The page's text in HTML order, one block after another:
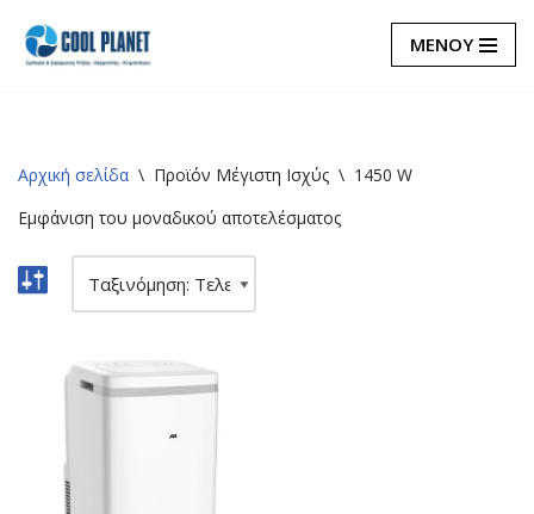
Μεταπηδήστε
ΜΕΝΟΥ
Αρχική σελίδα \ Προϊόν Μέγιστη Ισχύς \ 1450 W
Εμφάνιση του μοναδικού αποτελέσματος